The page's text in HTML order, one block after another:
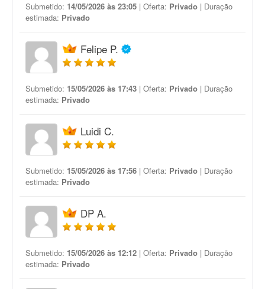
Submetido: 14/05/2026 às 23:05 | Oferta: Privado | Duração
estimada: Privado
Felipe P.
Submetido: 15/05/2026 às 17:43 | Oferta: Privado | Duração
estimada: Privado
Luidi C.
Submetido: 15/05/2026 às 17:56 | Oferta: Privado | Duração
estimada: Privado
DP A.
Submetido: 15/05/2026 às 12:12 | Oferta: Privado | Duração
estimada: Privado